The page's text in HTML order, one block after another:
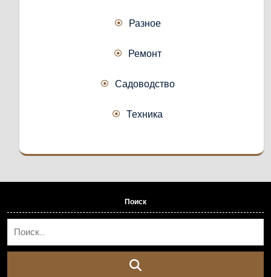
Разное
Ремонт
Садоводство
Техника
Поиск